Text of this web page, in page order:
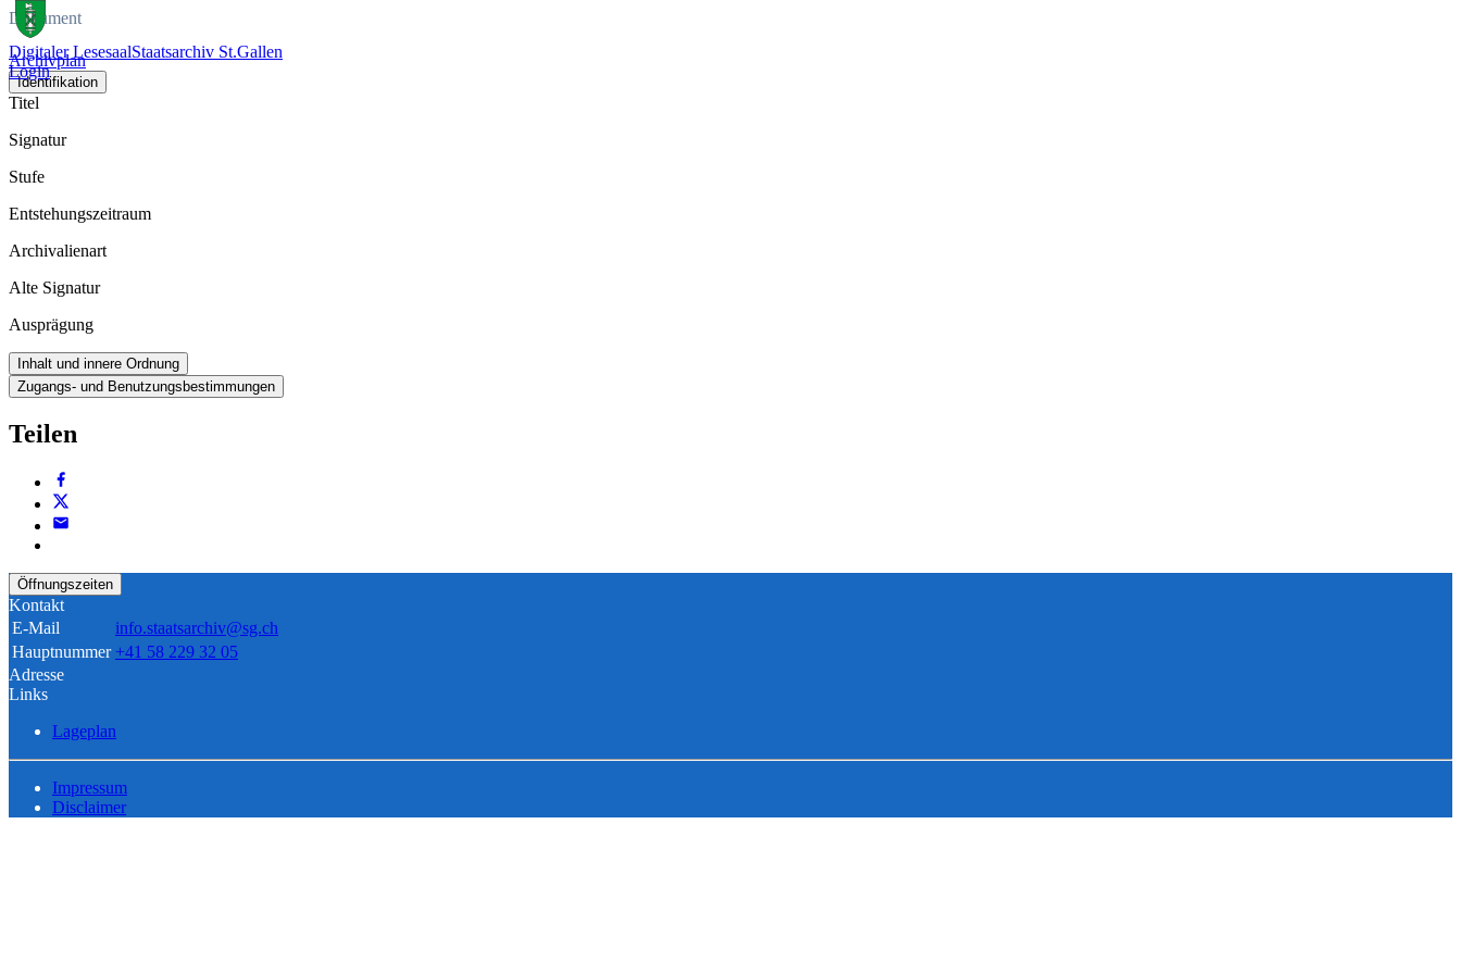
Digitaler LesesaalStaatsarchiv St.Gallen
Login
Dokument
Archivplan
Identifikation
Titel
Signatur
Stufe
Entstehungszeitraum
Archivalienart
Alte Signatur
Ausprägung
Inhalt und innere Ordnung
Zugangs- und Benutzungsbestimmungen
Teilen
Öffnungszeiten
Kontakt
E-Mail
info.staatsarchiv@sg.ch
Hauptnummer +41 58 229 32 05
Adresse
Links
Lageplan
Impressum
Disclaimer